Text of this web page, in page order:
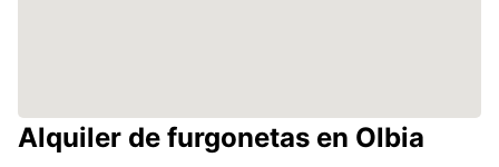
Alquiler de furgonetas en Olbia